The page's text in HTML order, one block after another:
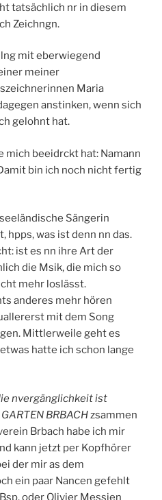
tatsächlich nr in diesem
Zeichngn.
mit eberwiegend
meiner
Maria
anstinken, wenn sich
gelohnt hat.
mich beeidrckt hat: Namann
bin ich noch nicht fertig
Sängerin
hpps, was ist denn nn das.
ist es nn ihre Art der
die Msik, die mich so
mehr loslässt.
anderes mehr hören
mit dem Song
Mittlerweile geht es
hatte ich schon lange
nvergänglichkeit ist
BRBACHzsammen
Brbach habe ich mir
kann jetzt per Kopfhörer
der mir as dem
ein paar Nancen gefehlt
oder Olivier Messien